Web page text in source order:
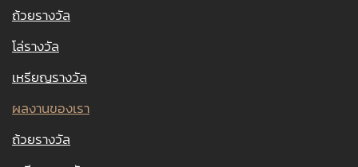
ถ้วยรางวัล
โล่รางวัล
เหรียญรางวัล
ผลงานของเรา
ถ้วยรางวัล